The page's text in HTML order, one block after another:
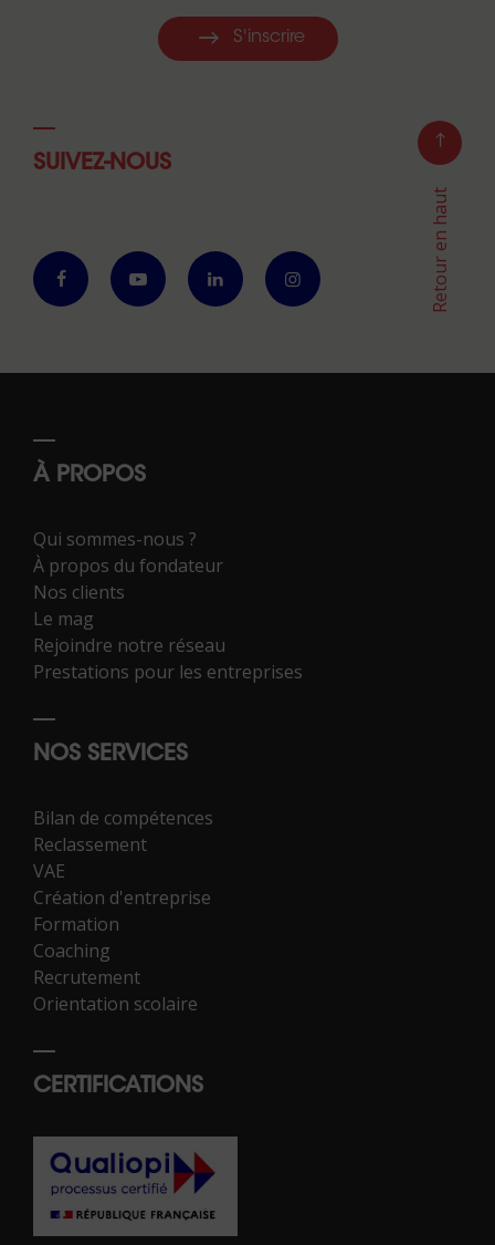
S'inscrire
SUIVEZ-NOUS
Retour en haut
À PROPOS
Qui sommes-nous ?
À propos du fondateur
Nos clients
Le mag
Rejoindre notre réseau
Prestations pour les entreprises
NOS SERVICES
Bilan de compétences
Reclassement
VAE
Création d'entreprise
Formation
Coaching
Recrutement
Orientation scolaire
CERTIFICATIONS